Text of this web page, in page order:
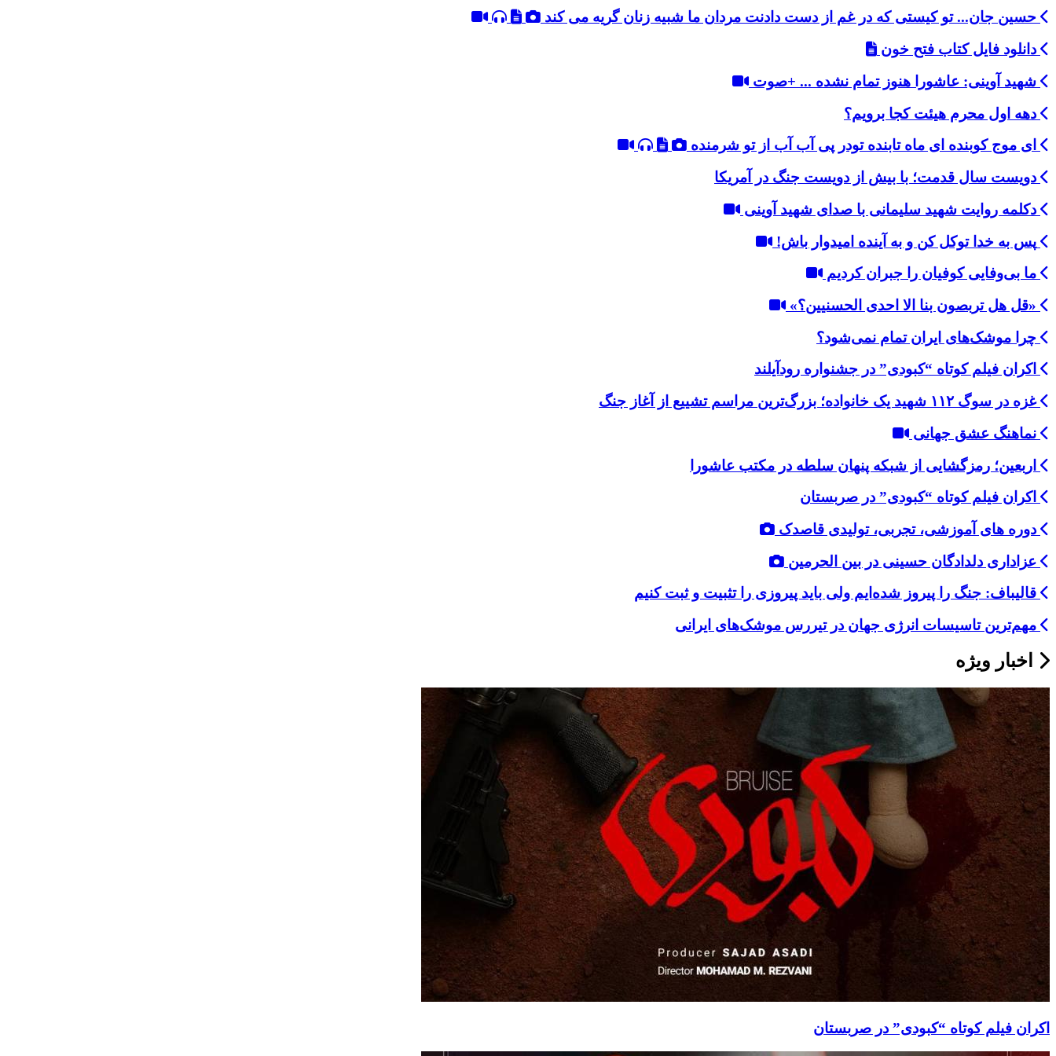
حسین جان... تو کیستی که در غم از دست دادنت مردان ما شبیه زنان گریه می کند
دانلود فایل کتاب فتح خون
شهید آوینی: عاشورا هنوز تمام نشده ... +صوت
دهه اول محرم هیئت کجا برویم؟
ای موج کوبنده ای ماه تابنده تودر پی آب آب از تو شرمنده
دویست سال قدمت؛ با بیش از دویست جنگ در آمریکا
دکلمه روایت شهید سلیمانی با صدای شهید آوینی
پس به خدا توکل کن و به آینده امیدوار باش!
ما بی‌وفایی کوفیان‌ را جبران‌ کردیم‌
«قل هل تربصون بنا ا‌لا احد‌ی الحسنیین؟»
چرا موشک‌های ایران تمام نمی‌شود؟
اکران فیلم کوتاه “کبودی” در جشنواره رودآیلند
غزه در سوگ ۱۱۲ شهید یک خانواده؛ بزرگ‌ترین مراسم تشییع از آغاز جنگ
نماهنگ عشق جهانی
اربعین؛ رمزگشایی از شبکه پنهان سلطه در مکتب عاشورا
اکران فیلم کوتاه “کبودی” در صربستان
دوره های آموزشی، تجربی، تولیدی قاصدک
عزاداری دلدادگان حسینی در بین الحرمین
قالیباف: جنگ را پیروز شده‌ایم ولی باید پیروزی را تثبیت و ثبت کنیم
مهم‌ترین تاسیسات انرژی جهان در تیررس موشک‌های ایرانی
اخبار ویژه
اکران فیلم کوتاه “کبودی” در صربستان